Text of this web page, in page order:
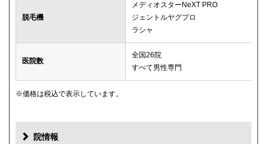
脱毛機
メディオスターNeXT PRO
ジェントルヤグプロ
ラシャ
医院数
全国26院
すべて男性専門
※価格は税込で表示しています。
院情報